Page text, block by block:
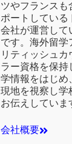
ツやフランスも
ポートしている
会社が運営して
です。海外留学
リティッシュ
ラー資格を保持
学情報をはじめ
現地を視察し学
お伝えしていま
会社概要